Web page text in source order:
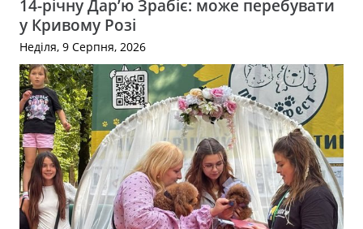
14-річну Дар’ю Зрабіє: може перебувати
у Кривому Розі
Неділя, 9 Серпня, 2026